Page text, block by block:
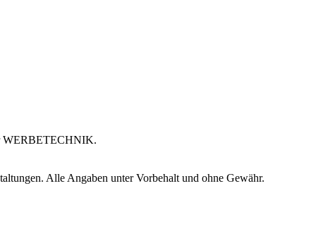
WERBETECHNIK.
Alle Angaben unter Vorbehalt und ohne Gewähr.